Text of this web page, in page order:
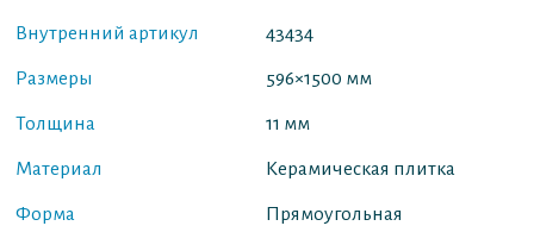
Внутренний артикул 43434
Размеры 596×1500 мм
Толщина 11 мм
Материал Керамическая плитка
Форма Прямоугольная